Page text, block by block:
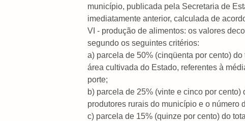
município, publicada pela Secretaria de
imediatamente anterior, calculada de
VI - produção de alimentos: os valores
segundo os seguintes critérios:
a) parcela de 50% (cinqüenta por cento)
área cultivada do Estado, referentes à
porte;
b) parcela de 25% (vinte e cinco por
produtores rurais do município e o número
c) parcela de 15% (quinze por cento) do